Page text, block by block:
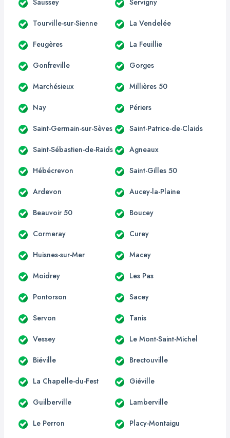
Tourville-sur-Sienne La Vendelée
Feugères La Feuillie
Gonfreville Gorges
Marchésieux Millières 50
Nay Périers
Saint-Germain-sur-Sèves Saint-Patrice-de-Claids
Saint-Sébastien-de-Raids Agneaux
Hébécrevon Saint-Gilles 50
Ardevon Aucey-la-Plaine
Beauvoir 50 Boucey
Cormeray Curey
Huisnes-sur-Mer Macey
Moidrey Les Pas
Pontorson Sacey
Servon Tanis
Vessey Le Mont-Saint-Michel
Biéville Brectouville
La Chapelle-du-Fest Giéville
Guilberville Lamberville
Le Perron Placy-Montaigu